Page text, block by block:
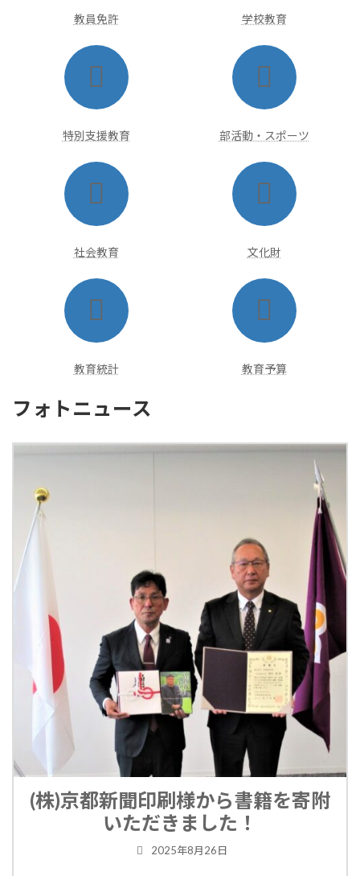
教員免許
学校教育
イ
コ
ン
リ
特別支援教育
イ
コ
ン
リ
部活動・スポーツ
イ
コ
ン
リ
社会教育
イ
コ
ン
リ
文化財
イ
コ
ン
リ
教育統計
イ
コ
ン
リ
教育予算
フォトニュース
(株)京都新聞印刷様から書籍を寄附
いただきました！
2025年8月26日